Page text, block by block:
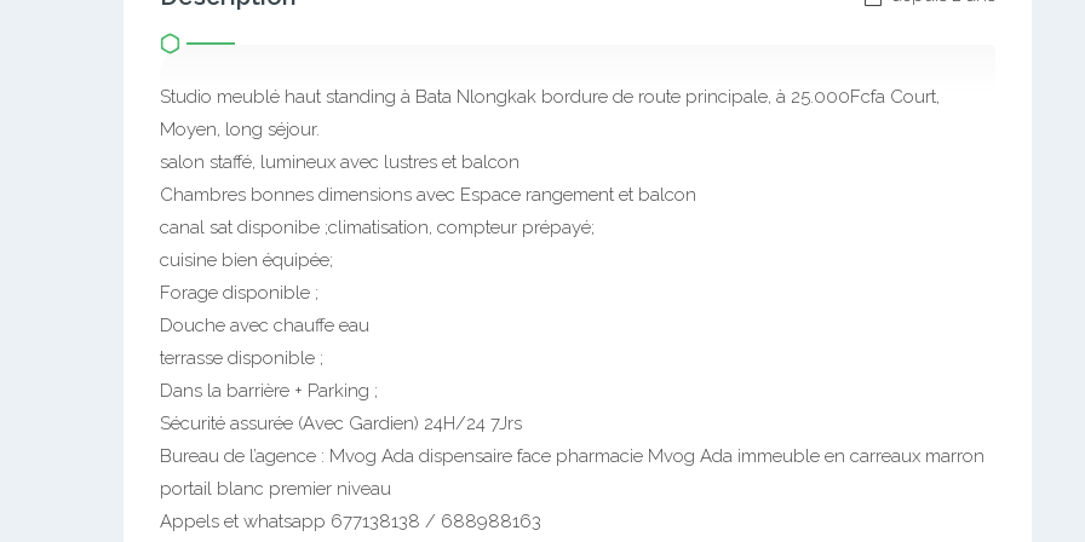
Description
Studio meublé haut standing à Bata Nlongkak bordure de route principale, à 25.000Fcfa Court,
Moyen, long séjour.